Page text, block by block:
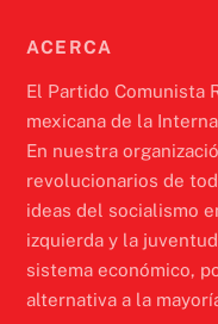
ACERCA
El Partido Comunista
mexicana de la
En nuestra
revolucionarios de
ideas del socialismo
izquierda y la
sistema económico,
alternativa a la